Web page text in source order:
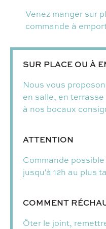
Venez manger sur
commande à
SUR PLACE OU À
Nous vous
en salle, en
à nos bocaux
ATTENTION
Commande
jusqu'à 12h au plus
COMMENT
Ôter le joint,